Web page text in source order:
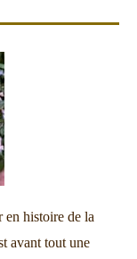
en histoire de la
avant tout une